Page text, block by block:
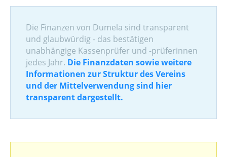
Die Finanzen von Dumela sind transparent
und glaubwürdig - das bestätigen
unabhängige Kassenprüfer und -prüferinnen
jedes Jahr. Die Finanzdaten sowie weitere
Informationen zur Struktur des Vereins
und der Mittelverwendung sind hier
transparent dargestellt.